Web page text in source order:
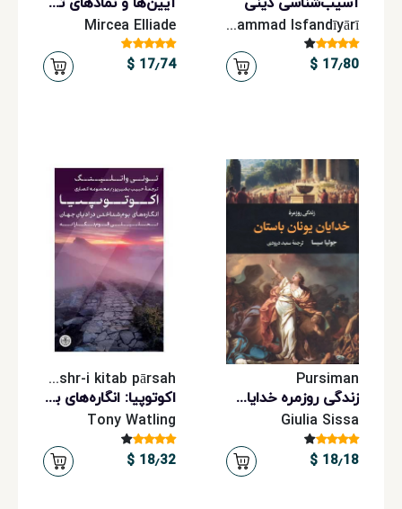
Muḥammad Isfandīyārī
17٫80 $
Mircea Elliade
17٫74 $
Pursiman
زندگی روزمره خدایان یونان باستان
Giulia Sissa
18٫18 $
Bungah-i tarjumah va nashr-i kitab pārsah
اکوتوپیا: انگاره‌های بوم شناختی در ادیان جهان تحلیلی قوم نگارانه
Tony Watling
18٫32 $